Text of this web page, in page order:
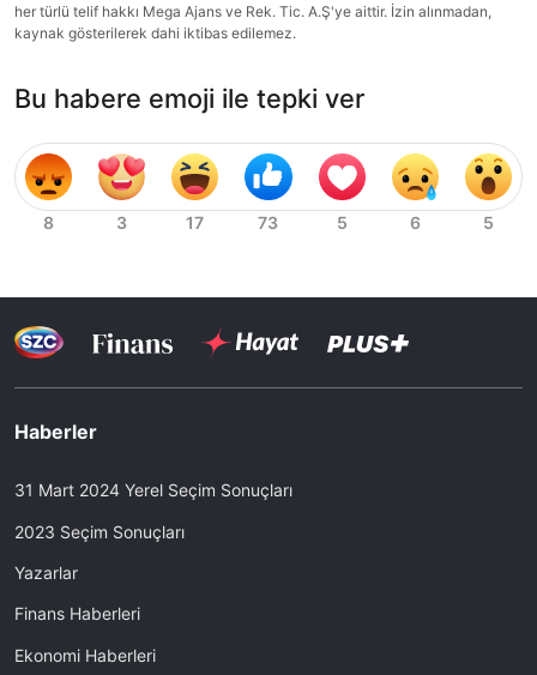
her türlü telif hakkı Mega Ajans ve Rek. Tic. A.Ş'ye aittir. İzin alınmadan,
kaynak gösterilerek dahi iktibas edilemez.
Bu habere emoji ile tepki ver
Haberler
31 Mart 2024 Yerel Seçim Sonuçları
2023 Seçim Sonuçları
Yazarlar
Finans Haberleri
Ekonomi Haberleri